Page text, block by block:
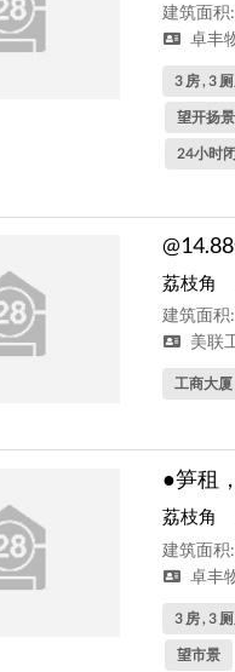
建筑面积
卓丰
3 房 , 3
望开扬景
24小时
荔枝角
建筑面积
美联
工商大厦
●笋租
荔枝角
建筑面积
卓丰
3 房 , 3
望市景